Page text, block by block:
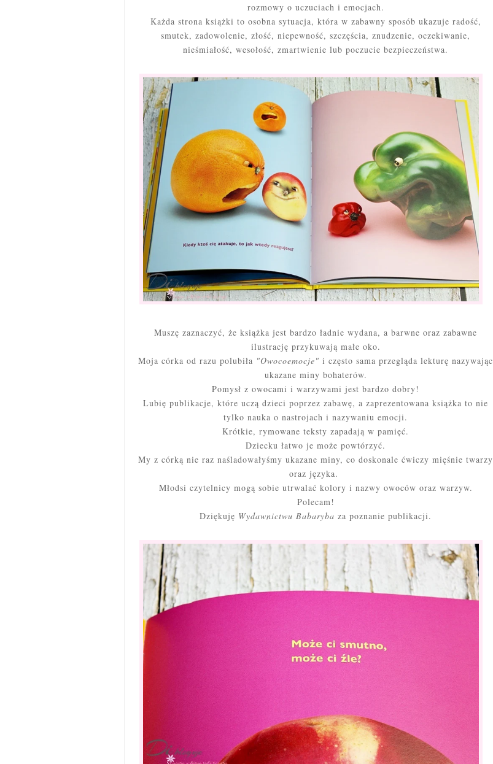
rozmowy o uczuciach i emocjach.
Każda strona książki to osobna sytuacja, która w zabawny sposób ukazuje radość,
smutek, zadowolenie, złość, niepewność, szczęścia, znudzenie, oczekiwanie,
nieśmiałość, wesołość, zmartwienie lub poczucie bezpieczeństwa.
Muszę zaznaczyć, że książka jest bardzo ładnie wydana, a barwne oraz zabawne
ilustrację przykuwają małe oko.
Moja córka od razu polubiła "Owocoemocje" i często sama przegląda lekturę nazywając
ukazane miny bohaterów.
Pomysł z owocami i warzywami jest bardzo dobry!
Lubię publikacje, które uczą dzieci poprzez zabawę, a zaprezentowana książka to nie
tylko nauka o nastrojach i nazywaniu emocji.
Krótkie, rymowane teksty zapadają w pamięć.
Dziecku łatwo je może powtórzyć.
My z córką nie raz naśladowałyśmy ukazane miny, co doskonale ćwiczy mięśnie twarzy
oraz języka.
Młodsi czytelnicy mogą sobie utrwalać kolory i nazwy owoców oraz warzyw.
Polecam!
Dziękuję Wydawnictwu Babaryba za poznanie publikacji.